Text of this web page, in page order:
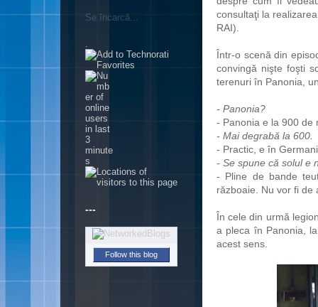
consultaţi la
RAI).
Într-o scenă din
convingă nişte foşti
terenuri în Panonia,
- Panonia?
- Panonia e la 900 de
- Mai degrabă la 600.
- Practic, e în
- Se spune că solul e
- Pline de bande
războaie. Nu vor fi de
În cele din urmă
a pleca în Panonia,
acest sens.
Se încarcă...
.